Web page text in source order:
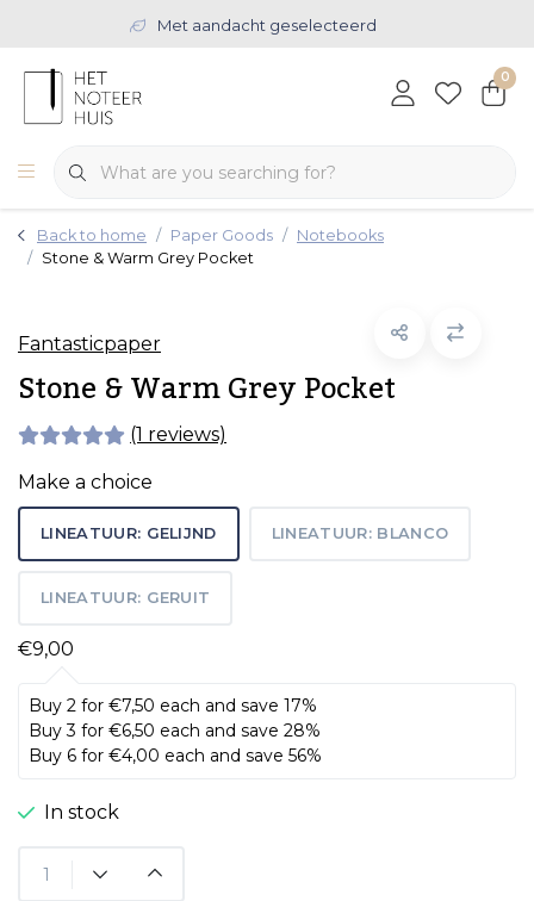
Met aandacht geselecteerd
0
Back to home Paper Goods
Notebooks
Stone & Warm Grey Pocket
Fantasticpaper
Stone & Warm Grey Pocket
(1 reviews)
Make a choice
LINEATUUR: GELIJND LINEATUUR: BLANCO
LINEATUUR: GERUIT
€9,00
Buy 2 for €7,50 each and save 17%
Buy 3 for €6,50 each and save 28%
Buy 6 for €4,00 each and save 56%
In stock